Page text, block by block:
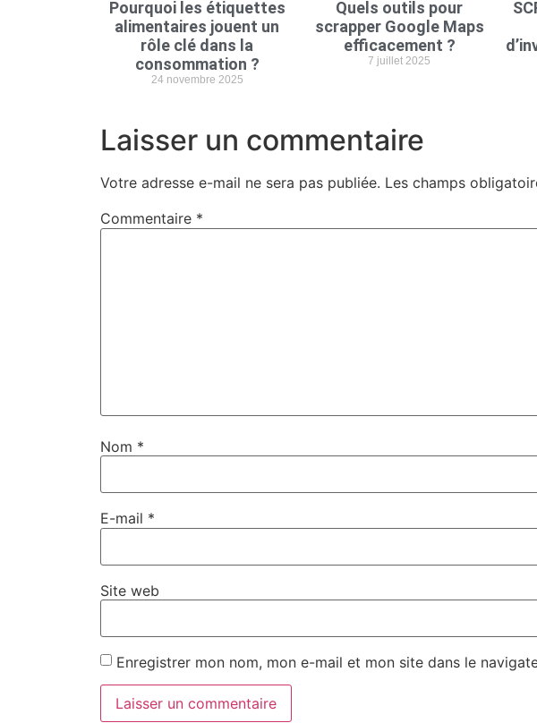
Pourquoi les étiquettes
alimentaires jouent un
rôle clé dans la
consommation ?
24 novembre 2025
Quels outils pour
scrapper Google Maps
efficacement ?
7 juillet 2025
Laisser un commentaire
Votre adresse e-mail ne sera pas publiée. Les champs
Commentaire *
Nom *
E-mail *
Site web
Enregistrer mon nom, mon e-mail et mon site dans le